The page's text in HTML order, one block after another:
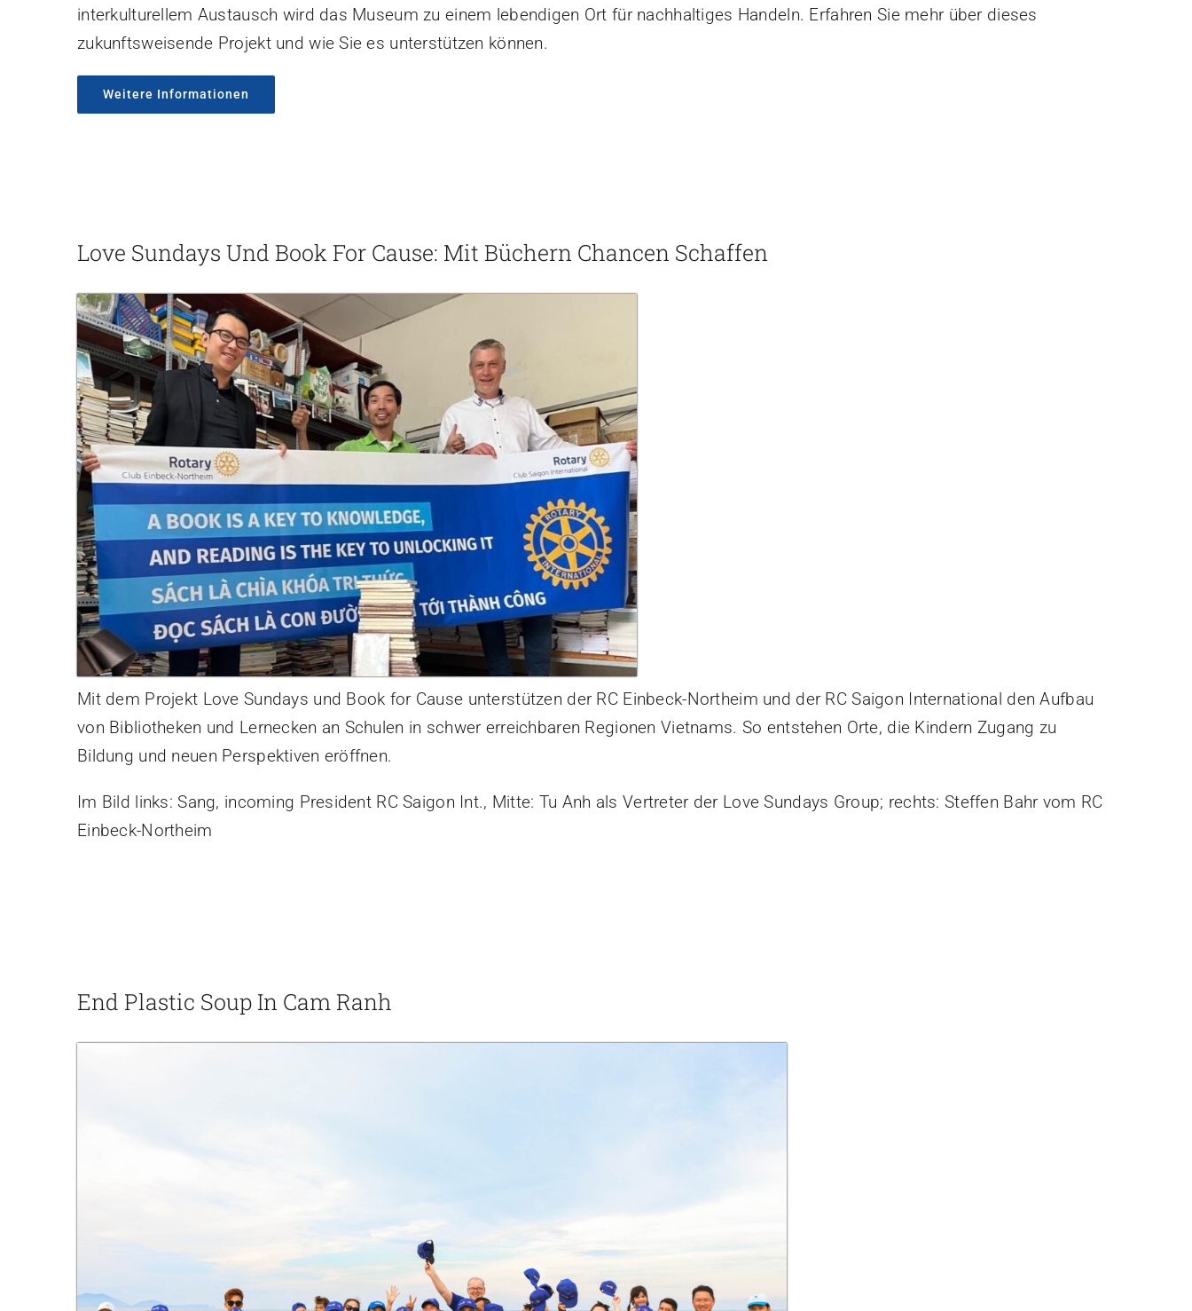
interkulturellem Austausch wird das Museum zu einem lebendigen Ort für nachhaltiges Handeln. Erfahren Sie mehr über dieses
zukunftsweisende Projekt und wie Sie es unterstützen können.
Weitere Informationen
Love Sundays Und Book For Cause: Mit Büchern Chancen Schaffen
Mit dem Projekt Love Sundays und Book for Cause unterstützen der RC Einbeck-Northeim und der RC Saigon International den Aufbau
von Bibliotheken und Lernecken an Schulen in schwer erreichbaren Regionen Vietnams. So entstehen Orte, die Kindern Zugang zu
Bildung und neuen Perspektiven eröffnen.
Im Bild links: Sang, incoming President RC Saigon Int., Mitte: Tu Anh als Vertreter der Love Sundays Group; rechts: Steffen Bahr vom RC
Einbeck-Northeim
End Plastic Soup In Cam Ranh